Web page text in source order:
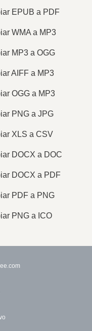
EPUB a PDF
WMA a MP3
MP3 a OGG
AIFF a MP3
OGG a MP3
PNG a JPG
XLS a CSV
DOCX a DOC
DOCX a PDF
PDF a PNG
PNG a ICO